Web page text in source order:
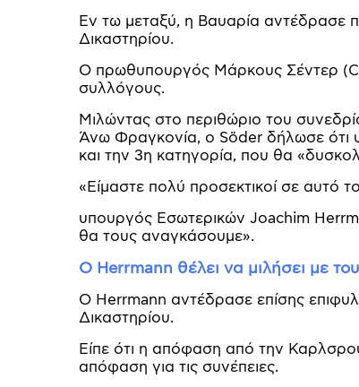
Εν τω μεταξύ, η Βαυαρία αντέδρασε
Δικαστηρίου.
Ο πρωθυπουργός Μάρκους Σέντερ
συλλόγους.
Μιλώντας στο περιθώριο του
Άνω Φραγκονία, ο Söder δήλωσε ότι
και την 3η κατηγορία, που θα
«Είμαστε πολύ προσεκτικοί σε αυτό
υπουργός Εσωτερικών Joachim
θα τους αναγκάσουμε».
Ο Herrmann θέλει να μιλήσει με
Ο Herrmann αντέδρασε επίσης
Δικαστηρίου.
Είπε ότι η απόφαση από την
απόφαση για τις συνέπειες.